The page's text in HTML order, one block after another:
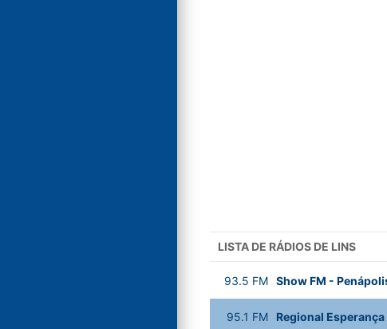
LISTA DE RÁDIOS DE LINS
93.5 FM Show FM -
95.1 FM Regional Esperança